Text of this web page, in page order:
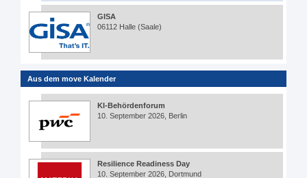
GISA
06112 Halle (Saale)
Aus dem move Kalender
KI-Behördenforum
10. September 2026, Berlin
Resilience Readiness Day
10. September 2026, Dortmund